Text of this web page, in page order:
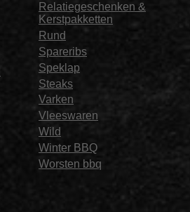
Relatiegeschenken &
Kerstpakketten
Rund
Spareribs
Speklap
Steaks
Varken
Vleeswaren
Wild
Winter BBQ
Worsten bbq